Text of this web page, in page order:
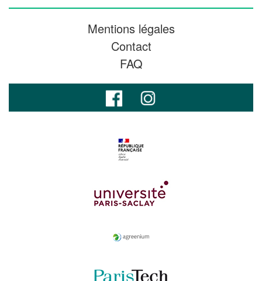
Mentions légales
Contact
FAQ